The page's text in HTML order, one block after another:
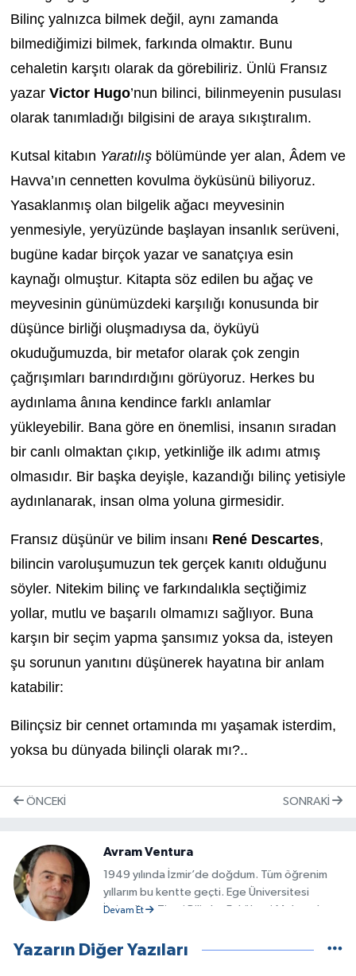
Bilinç yalnızca bilmek değil, aynı zamanda
bilmediğimizi bilmek, farkında olmaktır. Bunu
cehaletin karşıtı olarak da görebiliriz. Ünlü Fransız
yazar Victor Hugo’nun bilinci, bilinmeyenin pusulası
olarak tanımladığı bilgisini de araya sıkıştıralım.
Kutsal kitabın Yaratılış bölümünde yer alan, Âdem ve
Havva’ın cennetten kovulma öyküsünü biliyoruz.
Yasaklanmış olan bilgelik ağacı meyvesinin
yenmesiyle, yeryüzünde başlayan insanlık serüveni,
bugüne kadar birçok yazar ve sanatçıya esin
kaynağı olmuştur. Kitapta söz edilen bu ağaç ve
meyvesinin günümüzdeki karşılığı konusunda bir
düşünce birliği oluşmadıysa da, öyküyü
okuduğumuzda, bir metafor olarak çok zengin
çağrışımları barındırdığını görüyoruz. Herkes bu
aydınlama ânına kendince farklı anlamlar
yükleyebilir. Bana göre en önemlisi, insanın sıradan
bir canlı olmaktan çıkıp, yetkinliğe ilk adımı atmış
olmasıdır. Bir başka deyişle, kazandığı bilinç yetisiyle
aydınlanarak, insan olma yoluna girmesidir.
Fransız düşünür ve bilim insanı René Descartes,
bilincin varoluşumuzun tek gerçek kanıtı olduğunu
söyler. Nitekim bilinç ve farkındalıkla seçtiğimiz
yollar, mutlu ve başarılı olmamızı sağlıyor. Buna
karşın bir seçim yapma şansımız yoksa da, isteyen
şu sorunun yanıtını düşünerek hayatına bir anlam
katabilir:
Bilinçsiz bir cennet ortamında mı yaşamak isterdim,
yoksa bu dünyada bilinçli olarak mı?..
ÖNCEKI SONRAKI
Avram Ventura
1949 yılında İzmir’de doğdum. Tüm öğrenim
yıllarım bu kentte geçti. Ege Üniversitesi
İktisadi ve Ticari Bilimler Fakültesi Muhasebe
ile Londra’da dil kursuna katıldım. Bu arada o
Devam Et
Yazarın Diğer Yazıları